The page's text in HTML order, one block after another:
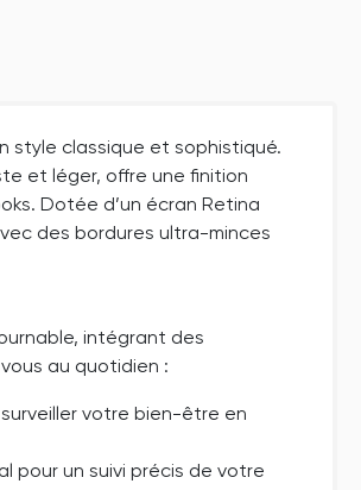
style classique et sophistiqué.
et léger, offre une finition
Dotée d’un écran Retina
des bordures ultra-minces
intégrant des
au quotidien :
votre bien-être en
pour un suivi précis de votre